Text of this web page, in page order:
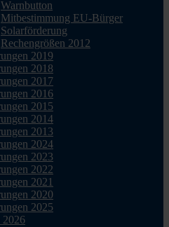
Warnbutton
Mitbestimmung EU-Bürger
Solarförderung
Rechengrößen 2012
2019
2018
2017
2016
2015
2014
2013
2024
2023
2022
2021
2020
2025
2026